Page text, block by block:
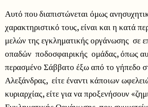
Αυτό που διαπιστώνεται όμως
χαρακτηριστικό τους, είναι και η κατά
μελών της εγκληματικής οργάνωσης σε
οπαδών ποδοσφαιρικής ομάδας, όπως
περασμένο Σάββατο έξω από το γήπεδο
Αλεξάνδρας, είτε έναντι κάποιων
κυριαρχίας, είτε για να προξενήσουν